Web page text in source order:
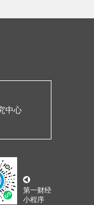
中心
第一财经
小程序